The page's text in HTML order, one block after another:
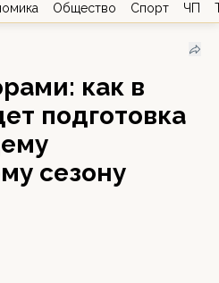
Общество Спорт ЧП
как в
подготовка
сезону